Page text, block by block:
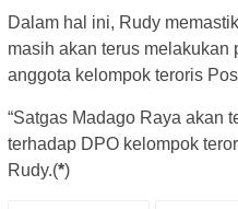
Dalam hal ini, Rudy
masih akan terus melakukan
anggota kelompok teroris
“Satgas Madago Raya akan
terhadap DPO kelompok
Rudy.(*)